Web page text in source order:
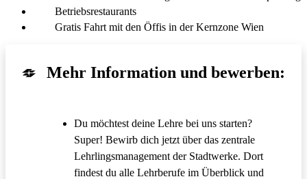
Betriebsrestaurants
Gratis Fahrt mit den Öffis in der Kernzone Wien
Mehr Information und bewerben:
Du möchtest deine Lehre bei uns starten?
Super! Bewirb dich jetzt über das zentrale
Lehrlingsmanagement der StadtwerkeÖffnet in einem
. Dort
findest du alle Lehrberufe im Überblick und